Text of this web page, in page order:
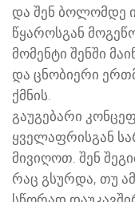
და შენ ბოლომდე
წყაროსგან
მომენტი შენში
და ცნობიერი
ქმნის.
გაუგებარი
ყველაფრისგან
მივიღოთ. შენ
რაც გსურდა, თუ